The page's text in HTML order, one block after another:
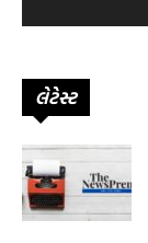
લેટેસ્ટ